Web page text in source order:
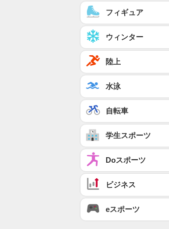
フィギュア
ウィンター
陸上
水泳
自転車
学生スポーツ
Doスポーツ
ビジネス
eスポーツ